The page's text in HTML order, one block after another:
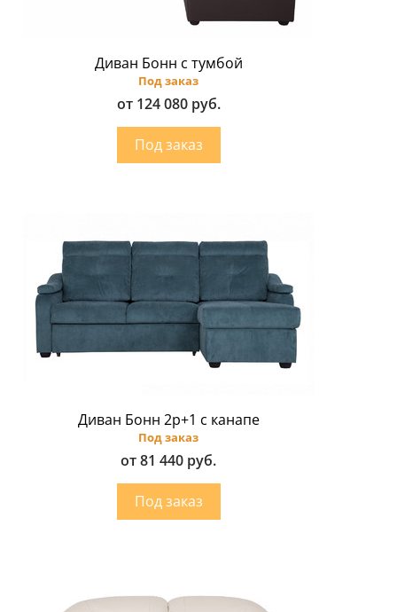
Диван Бонн с тумбой
Под заказ
от 124 080 руб.
Диван Бонн 2p+1 с канапе
Под заказ
от 81 440 руб.